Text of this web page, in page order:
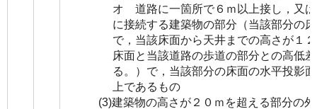
オ 道路に一箇所で６ｍ以上接し，又
に接続する建築物の部分（当該部分の
で，当該床面から天井までの高さが１
床面と当該道路の歩道の部分との高低
る。）で，当該部分の床面の水平投影
上であるもの
(3)建築物の高さが２０ｍを超える部分の